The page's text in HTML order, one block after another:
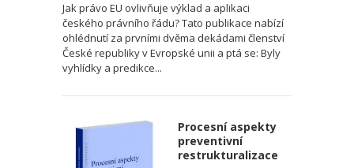
Jak právo EU ovlivňuje výklad a aplikaci
českého právního řádu? Tato publikace nabízí
ohlédnutí za prvními dvěma dekádami členství
České republiky v Evropské unii a ptá se: Byly
vyhlídky a predikce...
Procesní aspekty
preventivní
restrukturalizace